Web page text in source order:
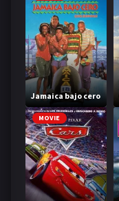
Jamaica bajo cero
MOVIE